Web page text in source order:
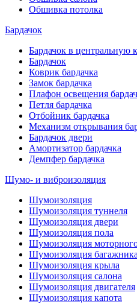
Обшивка потолка
Бардачок
Бардачок в центральную
Бардачок
Коврик бардачка
Замок бардачка
Плафон освещения
Петля бардачка
Отбойник бардачка
Механизм открывания
Бардачок двери
Амортизатор бардачка
Демпфер бардачка
Шумо- и виброизоляция
Шумоизоляция
Шумоизоляция туннеля
Шумоизоляция двери
Шумоизоляция пола
Шумоизоляция моторного
Шумоизоляция багажника
Шумоизоляция крыла
Шумоизоляция салона
Шумоизоляция двигателя
Шумоизоляция капота